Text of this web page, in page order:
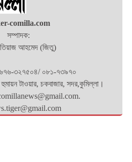
comilla.com
সম্পাদক:
আহমেদ (জিতু)
৩২৭৫০৪/ ০৮১-৭৩৯৭০
হুমায়ন টাওয়ার, চকবাজার, সদর,কুমিল্লা।